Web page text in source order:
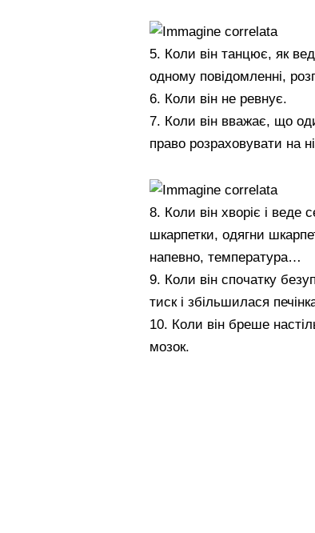
5. Коли він танцює, як
одному повідомленні,
6. Коли він не ревнує.
7. Коли він вважає, що
право розраховувати на
8. Коли він хворіє і
шкарпетки, одягни
напевно, температура…
9. Коли він спочатку
тиск і збільшилася
10. Коли він бреше
мозок.